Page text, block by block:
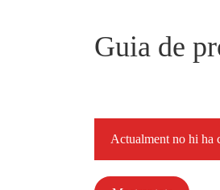
Guia de
Actualment no hi ha